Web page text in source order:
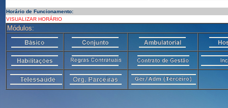
Horário de Funcionamento:
VISUALIZAR HORÁRIO
Módulos: